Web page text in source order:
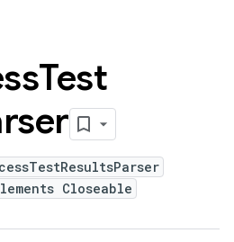
Test
Closeable